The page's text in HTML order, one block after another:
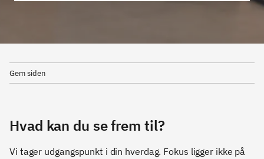
Gem siden
Hvad kan du se frem til?
Vi tager udgangspunkt i din hverdag. Fokus ligger ikke på